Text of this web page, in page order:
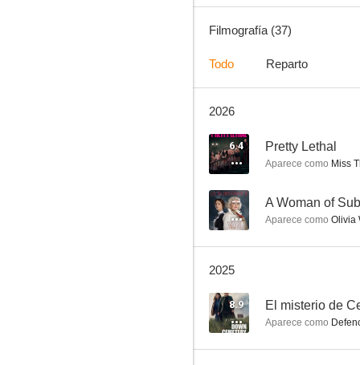
9.0
Life in Squares
8.7
Filmografía (37)
Todo Reparto
2026
6.4 Pretty Lethal
Aparece como Miss
-- A Woman of
Aparece como Olivia
2025
8.9 El misterio de
Aparece como